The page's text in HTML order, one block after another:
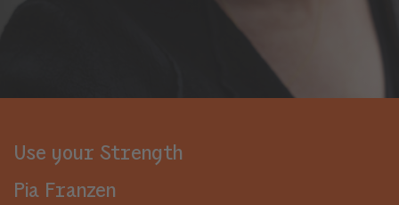
Use your Strength
Pia Franzen